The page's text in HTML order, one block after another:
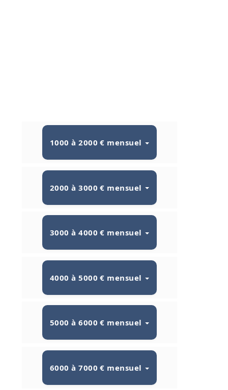
1000 à 2000 € mensuel
2000 à 3000 € mensuel
3000 à 4000 € mensuel
4000 à 5000 € mensuel
5000 à 6000 € mensuel
6000 à 7000 € mensuel